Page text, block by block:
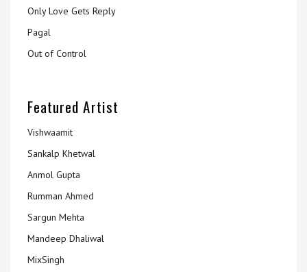
Only Love Gets Reply
Pagal
Out of Control
Featured Artist
Vishwaamit
Sankalp Khetwal
Anmol Gupta
Rumman Ahmed
Sargun Mehta
Mandeep Dhaliwal
MixSingh